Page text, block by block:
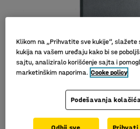
Klikom na „Prihvatite sve kukije“, slažete
kukija na vašem uređaju kako bi se
sajtu, analiziralo korišćenje sajta i
marketinškim naporima. Cooke policy
Podešavanja